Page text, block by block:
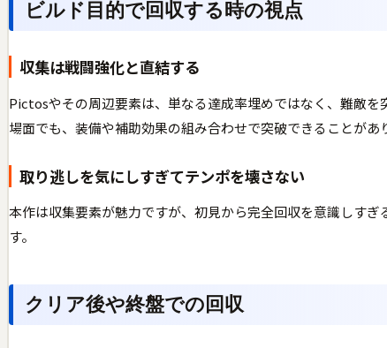
ビルド目的で回収する時の視点
収集は戦闘強化と直結する
Pictosやその周辺要素は、単なる達成率埋めではなく、難敵
場面でも、装備や補助効果の組み合わせで突破できることがあ
取り逃しを気にしすぎてテンポを壊さない
本作は収集要素が魅力ですが、初見から完全回収を意識しす
す。
クリア後や終盤での回収